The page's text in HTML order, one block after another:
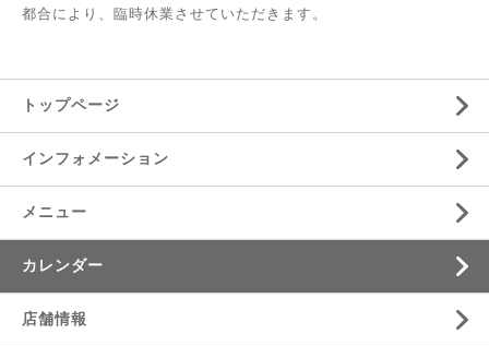
都合により、臨時休業させていただきます。
トップページ
インフォメーション
メニュー
カレンダー
店舗情報